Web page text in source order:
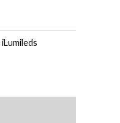
iLumileds